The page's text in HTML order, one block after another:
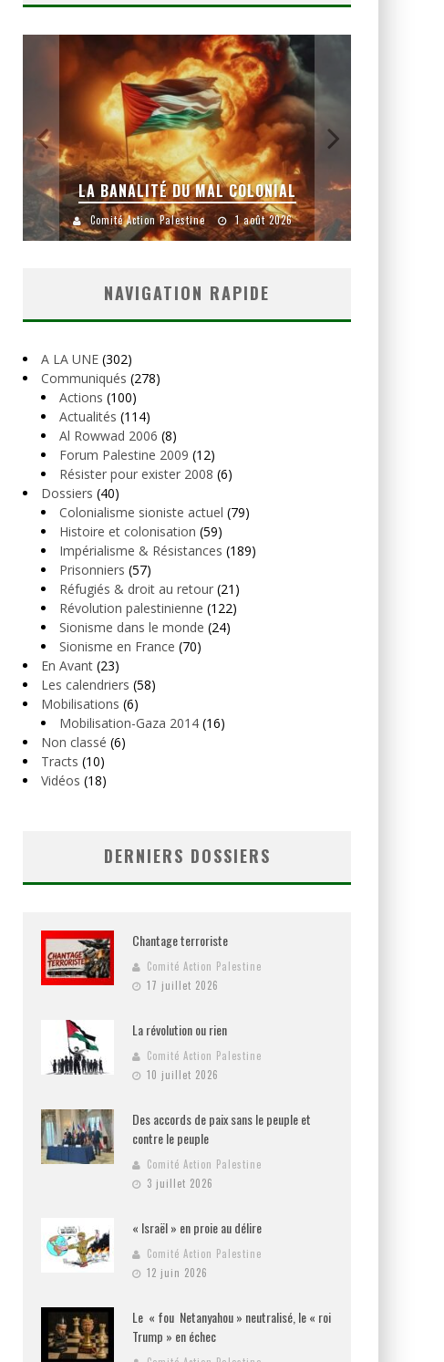
YANKEES, GO HOME !
Comité Action Palestine 26 juillet 2026
NAVIGATION RAPIDE
A LA UNE (302)
Communiqués (278)
Actions (100)
Actualités (114)
Al Rowwad 2006 (8)
Forum Palestine 2009 (12)
Résister pour exister 2008 (6)
Dossiers (40)
Colonialisme sioniste actuel (79)
Histoire et colonisation (59)
Impérialisme & Résistances (189)
Prisonniers (57)
Réfugiés & droit au retour (21)
Révolution palestinienne (122)
Sionisme dans le monde (24)
Sionisme en France (70)
En Avant (23)
Les calendriers (58)
Mobilisations (6)
Mobilisation-Gaza 2014 (16)
Non classé (6)
Tracts (10)
Vidéos (18)
DERNIERS DOSSIERS
Chantage terroriste
Comité Action Palestine
17 juillet 2026
La révolution ou rien
Comité Action Palestine
10 juillet 2026
Des accords de paix sans le peuple et
contre le peuple
Comité Action Palestine
3 juillet 2026
« Israël » en proie au délire
Comité Action Palestine
12 juin 2026
Le « fou Netanyahou » neutralisé, le « roi
Trump » en échec